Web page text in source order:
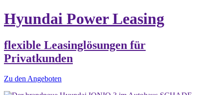
Hyundai Power Leasing
flexible Leasinglösungen für
Privatkunden
Zu den Angeboten